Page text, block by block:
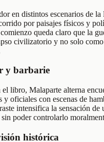
en distintos escenarios de la
por paisajes físicos y
queda claro que la
civilizatorio y no solo
y barbarie
libro, Malaparte alterna
y oficiales con escenas de
intensifica la sensación de
poder controlarlo
histórica